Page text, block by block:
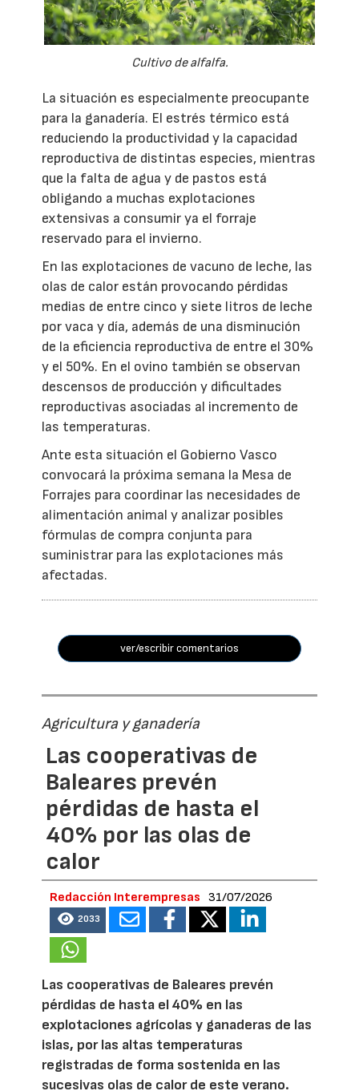
Cultivo de alfalfa.
La situación es especialmente preocupante
para la ganadería. El estrés térmico está
reduciendo la productividad y la capacidad
reproductiva de distintas especies, mientras
que la falta de agua y de pastos está
obligando a muchas explotaciones
extensivas a consumir ya el forraje
reservado para el invierno.
En las explotaciones de vacuno de leche, las
olas de calor están provocando pérdidas
medias de entre cinco y siete litros de leche
por vaca y día, además de una disminución
de la eficiencia reproductiva de entre el 30%
y el 50%. En el ovino también se observan
descensos de producción y dificultades
reproductivas asociadas al incremento de
las temperaturas.
Ante esta situación el Gobierno Vasco
convocará la próxima semana la Mesa de
Forrajes para coordinar las necesidades de
alimentación animal y analizar posibles
fórmulas de compra conjunta para
suministrar para las explotaciones más
afectadas.
ver/escribir comentarios
Agricultura y ganadería
Las cooperativas de
Baleares prevén
pérdidas de hasta el
40% por las olas de
calor
Redacción Interempresas 31/07/2026
2033
Las cooperativas de Baleares prevén
pérdidas de hasta el 40% en las
explotaciones agrícolas y ganaderas de las
islas, por las altas temperaturas
registradas de forma sostenida en las
sucesivas olas de calor de este verano.